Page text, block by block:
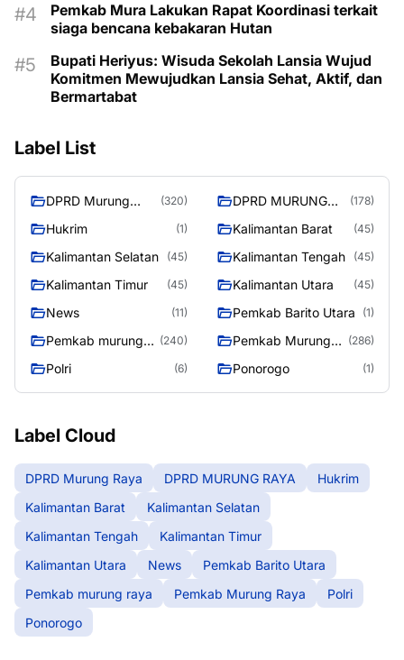
Pemkab Mura Lakukan Rapat Koordinasi terkait
siaga bencana kebakaran Hutan
Bupati Heriyus: Wisuda Sekolah Lansia Wujud
Komitmen Mewujudkan Lansia Sehat, Aktif, dan
Bermartabat
Label List
DPRD Murung
(320)
DPRD MURUNG
(178)
Hukrim (1) Kalimantan Barat (45)
Kalimantan Selatan (45) Kalimantan Tengah (45)
Kalimantan Timur (45) Kalimantan Utara (45)
News (11) Pemkab Barito Utara (1)
Pemkab murung
(240)
Pemkab Murung
(286)
Polri (6) Ponorogo (1)
Label Cloud
DPRD Murung Raya DPRD MURUNG RAYA
Hukrim
Kalimantan Barat
Kalimantan Selatan
Kalimantan Tengah
Kalimantan Timur
Kalimantan Utara
News
Pemkab Barito Utara
Pemkab murung raya
Pemkab Murung Raya
Polri
Ponorogo